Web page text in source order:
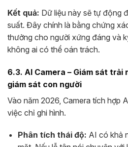
Kết quả: Dữ liệu này sẽ tự động
suất. Đây chính là bằng chứng
thưởng cho người xứng đáng và
không ai có thể oán trách.
6.3. AI Camera – Giám sát trải
giám sát con người
Vào năm 2026, Camera tích hợp
việc chỉ ghi hình.
Phân tích thái độ: AI có khả